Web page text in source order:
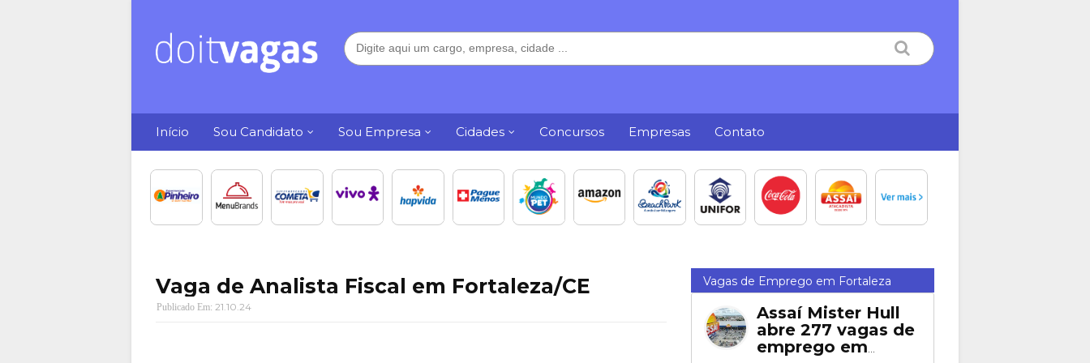
Início Sou Candidato Sou Empresa Cidades Concursos Empresas Contato
Vaga de Analista Fiscal em Fortaleza/CE
21.10.24
Vagas de Emprego em Fortaleza
Assaí Mister Hull
abre 277 vagas de
emprego em